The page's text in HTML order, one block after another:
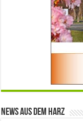
News aus dem Harz